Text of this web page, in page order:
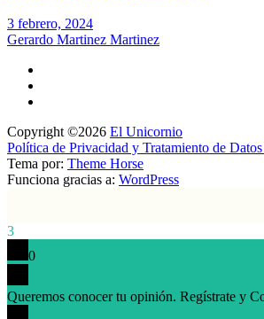
3 febrero, 2024
Gerardo Martinez Martinez
Copyright ©2026 El Unicornio
Política de Privacidad y Tratamiento de Datos
Tema por: Theme Horse
Funciona gracias a: WordPress
3
0
Queremos conocer tu opinión. Regístrate y